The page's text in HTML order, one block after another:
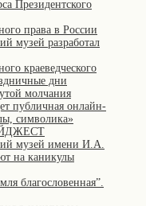
Президентского
права в России
музей разработал
краеведческого
дни
молчания
публичная онлайн-
символика»
музей имени И.А.
на каникулы
благословенная”.